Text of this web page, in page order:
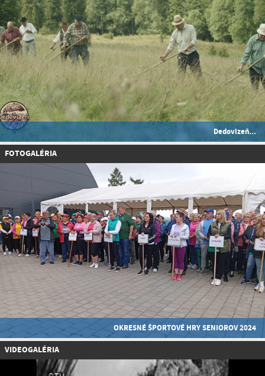
Dedovizeň...
FOTOGALÉRIA
OKRESNÉ ŠPORTOVÉ HRY SENIOROV 2024
VIDEOGALÉRIA